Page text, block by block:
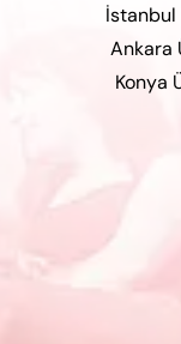
İstanbul
Ankara
Konya